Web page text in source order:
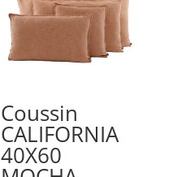
Coussin
CALIFORNIA
40X60